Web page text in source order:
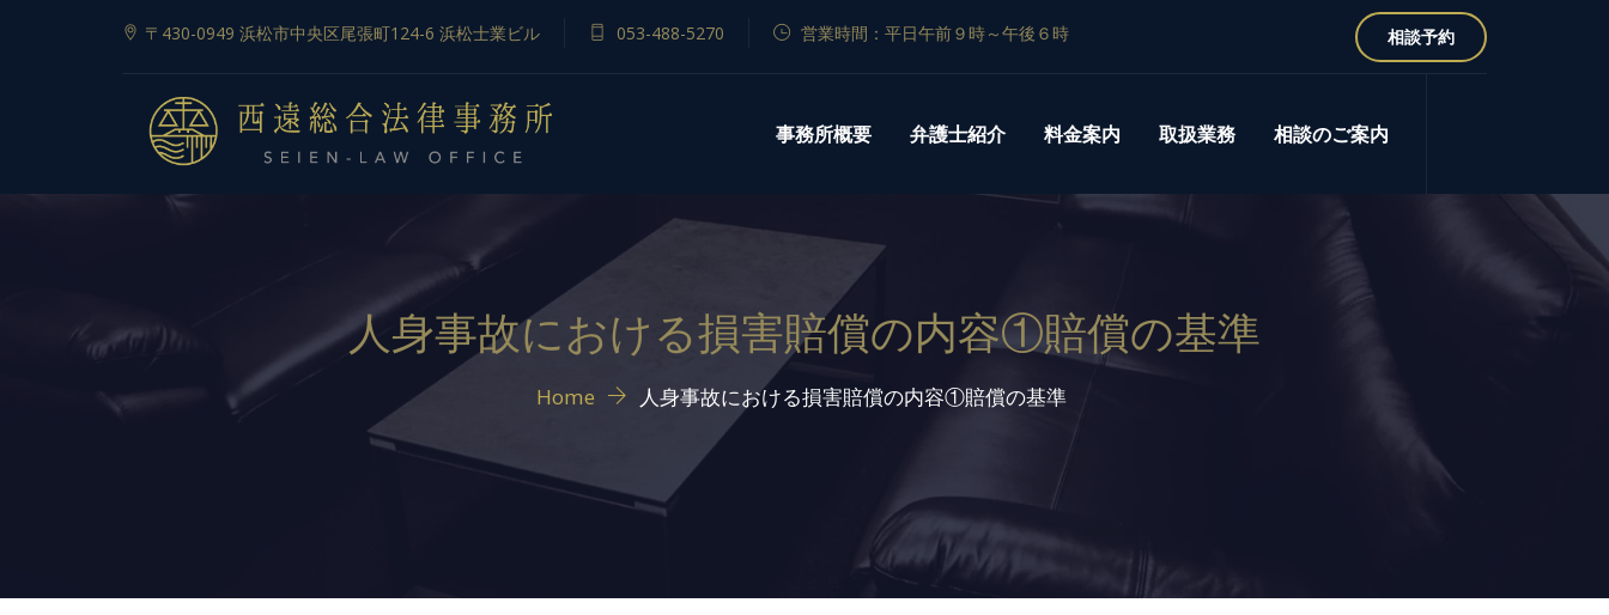
〒430-0949 浜松市中央区尾張町124-6 浜松士業ビル 053-488-5270 営業時間：平日午前９時～午後６時 相談予約
事務所概要 弁護士紹介 料金案内 取扱業務 相談のご案内
人身事故における損害賠償の内容①賠償の基準
Home 人身事故における損害賠償の内容①賠償の基準